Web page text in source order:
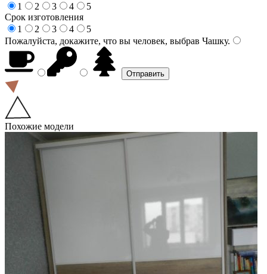
1
2 3 4
5
Срок изготовления
1
2 3 4
5
Пожалуйста, докажите, что вы человек, выбрав Чашку.
Похожие модели